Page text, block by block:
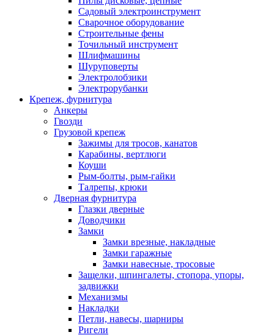
Садовый электроинструмент
Сварочное оборудование
Строительные фены
Точильный инструмент
Шлифмашины
Шуруповерты
Электролобзики
Электрорубанки
Крепеж, фурнитура
Анкеры
Гвозди
Грузовой крепеж
Зажимы для тросов, канатов
Карабины, вертлюги
Коуши
Рым-болты, рым-гайки
Талрепы, крюки
Дверная фурнитура
Глазки дверные
Доводчики
Замки
Замки врезные, накладные
Замки гаражные
Замки навесные, тросовые
Защелки, шпингалеты, стопора, упоры,
задвижки
Механизмы
Накладки
Петли, навесы, шарниры
Ригели